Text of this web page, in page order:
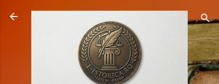
Treceți la conținutul principal